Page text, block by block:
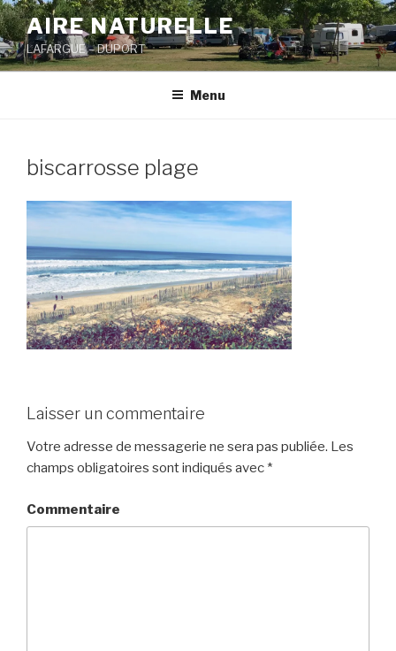
Aller
au
contenu
principal
AIRE NATURELLE
LAFARGUE – DUPORT
Menu
biscarrosse plage
Laisser un commentaire
Votre adresse de messagerie ne sera pas publiée. Les
champs obligatoires sont indiqués avec *
Commentaire